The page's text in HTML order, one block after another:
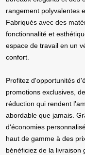
rangement polyvalentes
Fabriqués avec des
fonctionnalité et
espace de travail en un
confort.
Profitez d'opportunités
promotions exclusives,
réduction qui rendent
abordable que jamais.
d'économies
haut de gamme à des
bénéficiez de la livraison